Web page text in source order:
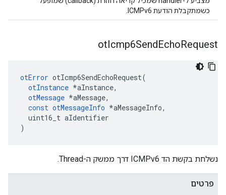
כשמתקבלת הודעת ICMPv6.
otIcmp6SendEchoRequest
otError otIcmp6SendEchoRequest(
otInstance *aInstance,
otMessage *aMessage,
const otMessageInfo *aMessageInfo,
uint16_t aIdentifier
)
נשלחת בקשת הד ICMPv6 דרך ממשק ה-Thread.
פרטים